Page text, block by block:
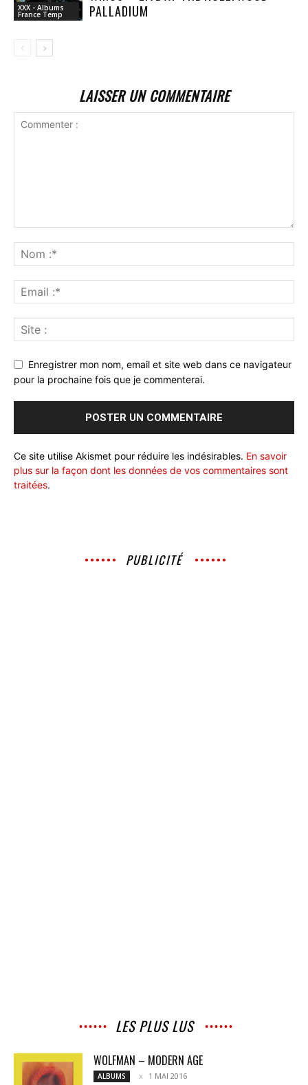
XXX - Albums
France Temp
PALLADIUM
LAISSER UN COMMENTAIRE
Enregistrer mon nom, email et site web dans ce navigateur
pour la prochaine fois que je commenterai.
Ce site utilise Akismet pour réduire les indésirables. En savoir
plus sur la façon dont les données de vos commentaires sont
traitées.
PUBLICITÉ
LES PLUS LUS
WOLFMAN – MODERN AGE
ALBUMS 1 MAI 2016